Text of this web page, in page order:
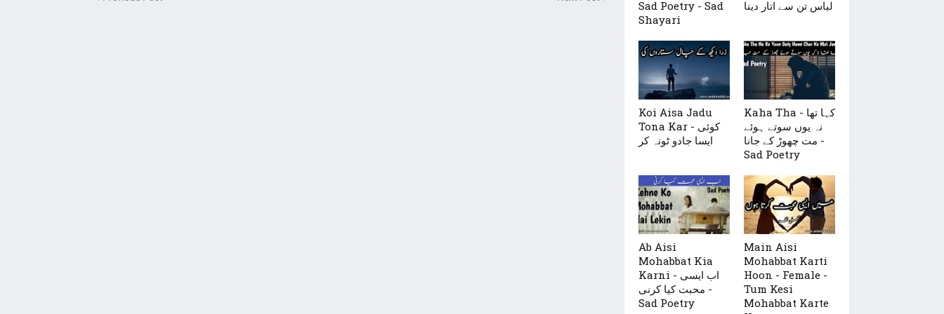
Sad Poetry - Sad
Shayari
لباس تن سے اتار دینا
Koi Aisa Jadu
Tona Kar - کوئی
ایسا جادو ٹونہ کر
Kaha Tha - کہا تھا
نہ یوں سوتے ہوئے
مت چھوڑ کے جانا -
Sad Poetry
Ab Aisi
Mohabbat Kia
Karni - اب ایسی
محبت کیا کرنی -
Sad Poetry
Main Aisi
Mohabbat Karti
Hoon - Female -
Tum Kesi
Mohabbat Karte